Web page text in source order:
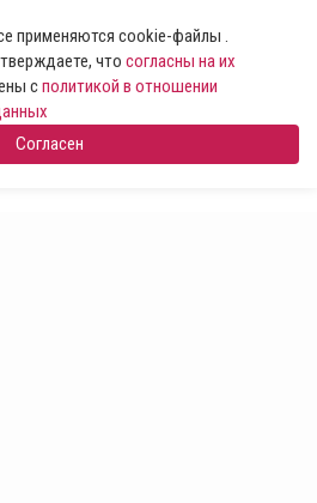
применяются cookie-файлы .
что согласны на их
сполитикой в отношении
Согласен